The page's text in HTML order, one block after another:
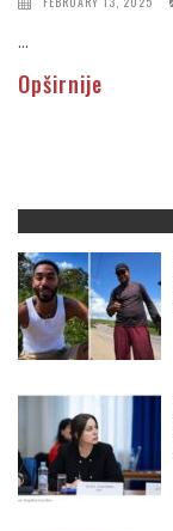
...
Opširnije